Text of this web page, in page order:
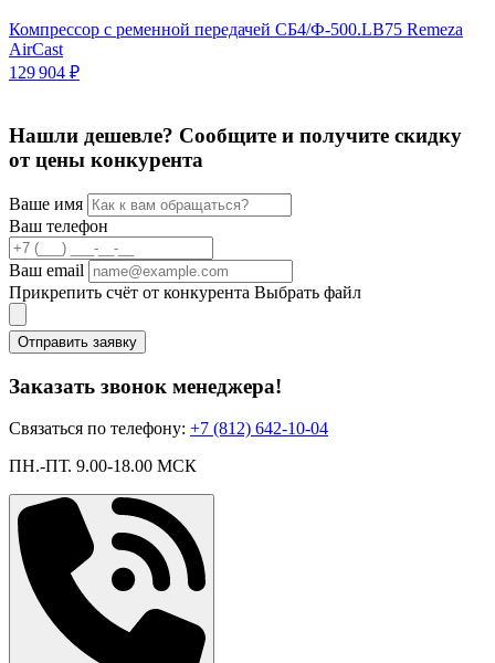
Компрессор с ременной передачей СБ4/Ф-500.LB75 Remeza
AirCast
129 904 ₽
Нашли дешевле? Сообщите и получите скидку
от цены конкурента
Ваше имя
Ваш телефон
Ваш email
Прикрепить счёт от конкурента Выбрать файл
Отправить заявку
Заказать звонок менеджера!
Связаться по телефону: +7 (812) 642-10-04
ПН.-ПТ. 9.00-18.00 МСК